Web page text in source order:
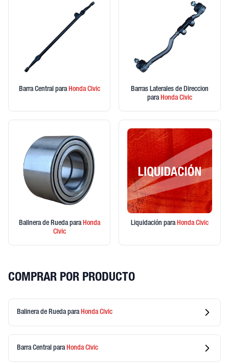
Barra Central paraHondaCivic
Barras Laterales de Direccion
paraHondaCivic
Balinera de Rueda paraHonda
Civic
Liquidación paraHondaCivic
COMPRAR POR PRODUCTO
Balinera de Ruedapara HondaCivic
Barra Central para HondaCivic